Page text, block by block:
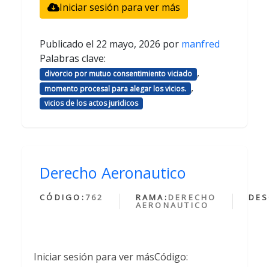
Iniciar sesión para ver más
Publicado el 22 mayo, 2026 por manfred
Palabras clave:
divorcio por mutuo consentimiento viciado ,
momento procesal para alegar los vicios. ,
vicios de los actos juridicos
Derecho Aeronautico
CÓDIGO: 762 RAMA: DERECHO
AERONAUTICO
Iniciar sesión para ver másCódigo: